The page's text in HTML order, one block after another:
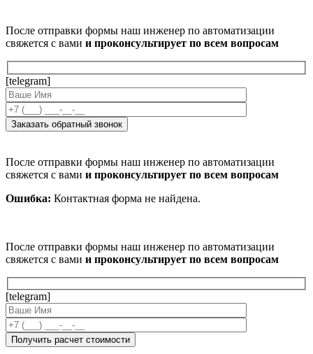
После отправки формы наш инженер по автоматизации
свяжется с вами и проконсультирует по всем вопросам
[telegram]
После отправки формы наш инженер по автоматизации
свяжется с вами и проконсультирует по всем вопросам
Ошибка: Контактная форма не найдена.
После отправки формы наш инженер по автоматизации
свяжется с вами и проконсультирует по всем вопросам
[telegram]